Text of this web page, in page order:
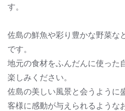
す。
佐島の鮮魚や彩り豊かな野菜な
です。
地元の食材をふんだんに使った
楽しみください。
佐島の美しい風景と会うように
客様に感動が与えられるような